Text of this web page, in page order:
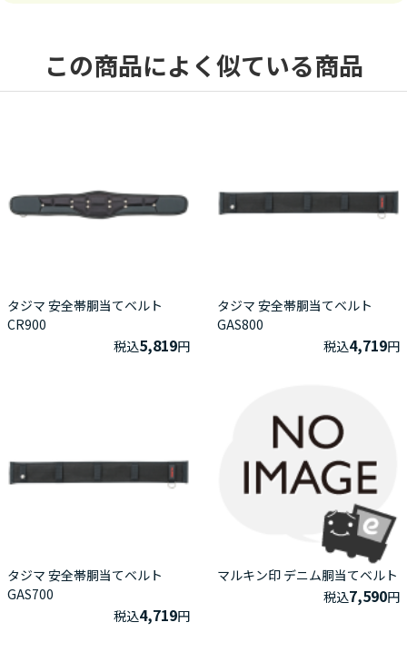
この商品によく似ている商品
タジマ 安全帯胴当てベルト
CR900
税込5,819円
タジマ 安全帯胴当てベルト
GAS800
税込4,719円
タジマ 安全帯胴当てベルト
GAS700
税込4,719円
マルキン印 デニム胴当てベルト
税込7,590円